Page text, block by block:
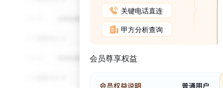
关键电话直连
甲方分析查询
会员尊享权益